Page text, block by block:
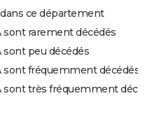
ce département
sont rarement décédés
peu décédés
sont fréquemment décédés
sont très fréquemment